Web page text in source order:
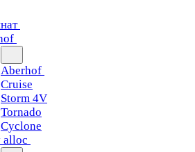
Aberhof
Cruise
Storm 4V
Tornado
Сyclone
alloc